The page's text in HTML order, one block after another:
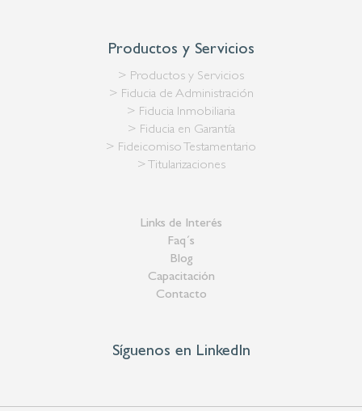
Productos y Servicios
> Productos y Servicios
> Fiducia de Administración
> Fiducia Inmobiliaria
> Fiducia en Garantía
> Fideicomiso Testamentario
> Titularizaciones
Links de Interés
Faq´s
Blog
Capacitación
Contacto
Síguenos en LinkedIn